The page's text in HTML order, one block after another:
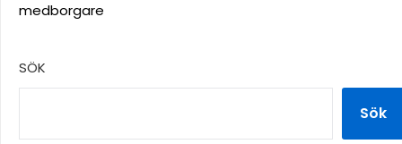
medborgare
SÖK
Sök